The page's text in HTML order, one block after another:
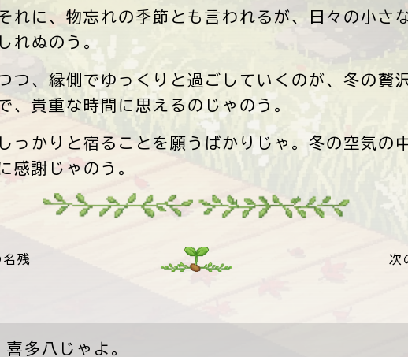
れに、物忘れの季節とも言われるが、日々の小さ
れぬのう。
つ、縁側でゆっくりと過ごしていくのが、冬の贅
、貴重な時間に思えるのじゃのう。
っかりと宿ることを願うばかりじゃ。冬の空気の
感謝じゃのう。
残 次
多八じゃよ。